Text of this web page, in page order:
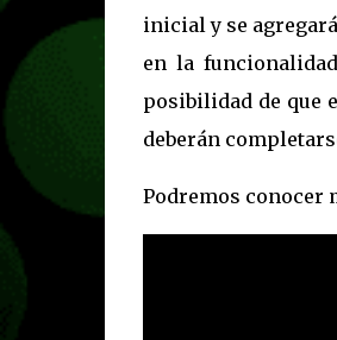
inicial y se
en la
posibilidad de que
deberán
Podremos conocer